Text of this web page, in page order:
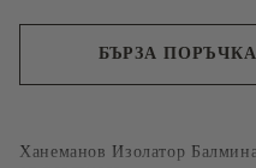
Ханеманов Изолатор
БЪРЗА